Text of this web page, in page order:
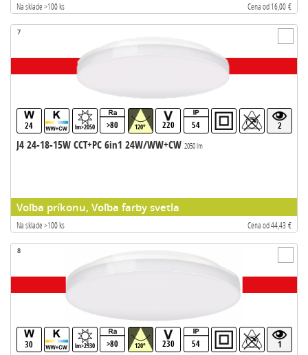
Na sklade >100 ks Cena od 16,00 €
7
24 lm>2050 >80 120° 220 54 2
J4 24-18-15W CCT+PC 6in1 24W/WW+CW 2050 lm
Voľba príkonu, Voľba farby svetla
Na sklade >100 ks Cena od 44,43 €
8
30 lm>2930 >80 120° 230 54 1